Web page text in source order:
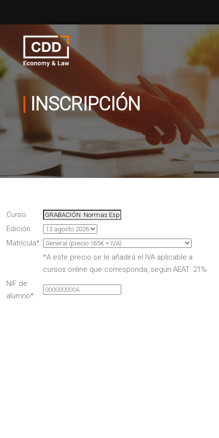
INSCRIPCIÓN
Curso:
Edición:
Matrícula*:
*A este precio se le añadirá el IVA aplicable a
cursos online que corresponda, según AEAT: 21%.
NIF de
alumno*: